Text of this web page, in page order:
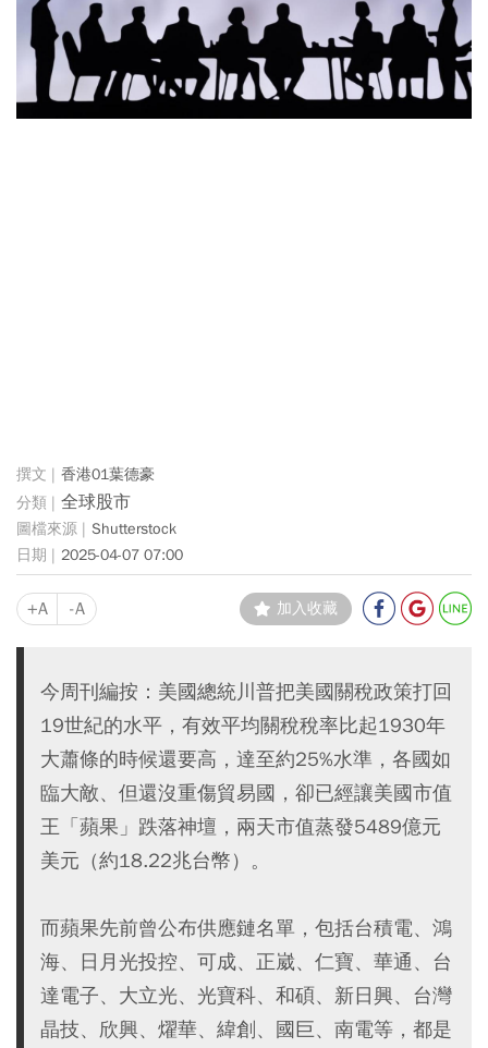
香港01葉德豪
全球股市
Shutterstock
2025-04-07 07:00
+A -A 加入收藏
今周刊編按：美國總統川普把美國關稅政策打回
19世紀的水平，有效平均關稅稅率比起1930年
大蕭條的時候還要高，達至約25%水準，各國如
臨大敵、但還沒重傷貿易國，卻已經讓美國市值
王「蘋果」跌落神壇，兩天市值蒸發5489億元
美元（約18.22兆台幣）。
而蘋果先前曾公布供應鏈名單，包括台積電、鴻
海、日月光投控、可成、正崴、仁寶、華通、台
達電子、大立光、光寶科、和碩、新日興、台灣
晶技、欣興、燿華、緯創、國巨、南電等，都是